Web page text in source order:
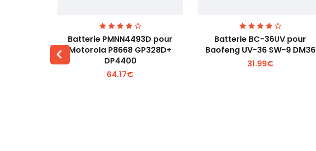
Voir plus +
Batterie PMNN4493D pour
Motorola P8668 GP328D+
DP4400
64.17€
Voir plus +
Batterie BC-36UV pour
Baofeng UV-36 SW-9 DM36
31.99€